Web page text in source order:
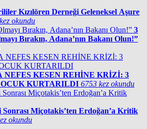
Kızılören Derneği Geleneksel Aşure
okundu
3
Bırakın, Adana’nın Bakanı Olun!”
NEFES KESEN REHİNE KRİZİ: 3
KURTARILDI 6753 kez okundu
Miçotakis’ten Erdoğan’a Kritik
okundu